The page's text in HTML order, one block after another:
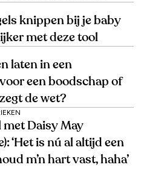
knippen bij je baby
met deze tool
laten in een
een boodschap of
de wet?
met Daisy May
‘Het is nú al altijd een
m’n hart vast, haha’